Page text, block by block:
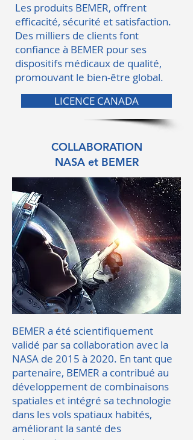
Les produits BEMER, offrent
efficacité, sécurité et satisfaction.
Des milliers de clients font
confiance à BEMER pour ses
dispositifs médicaux de qualité,
promouvant le bien-être global.
LICENCE CANADA
COLLABORATION
NASA et BEMER
BEMER a été scientifiquement
validé par sa collaboration avec la
NASA de 2015 à 2020. En tant que
partenaire, BEMER a contribué au
développement de combinaisons
spatiales et intégré sa technologie
dans les vols spatiaux habités,
améliorant la santé des